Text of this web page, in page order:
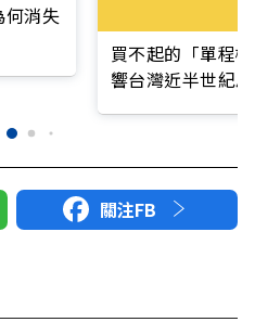
何消失
買不起的「單程
響台灣近半世紀
關注FB